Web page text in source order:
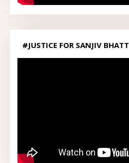
#JUSTICE FOR SANJIV BHATT